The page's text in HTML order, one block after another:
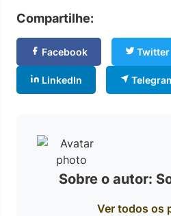
Compartilhe:
Facebook Twitter
LinkedIn
Sobre o autor:
Ver todos os